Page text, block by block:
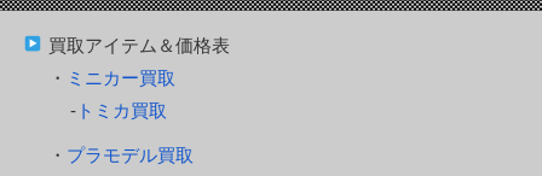
買取アイテム＆価格表
ミニカー買取
トミカ買取
プラモデル買取